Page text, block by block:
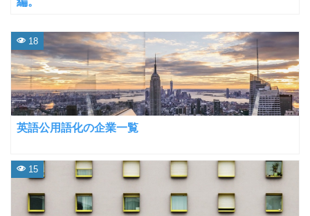
英語公用語化の企業一覧
18
15